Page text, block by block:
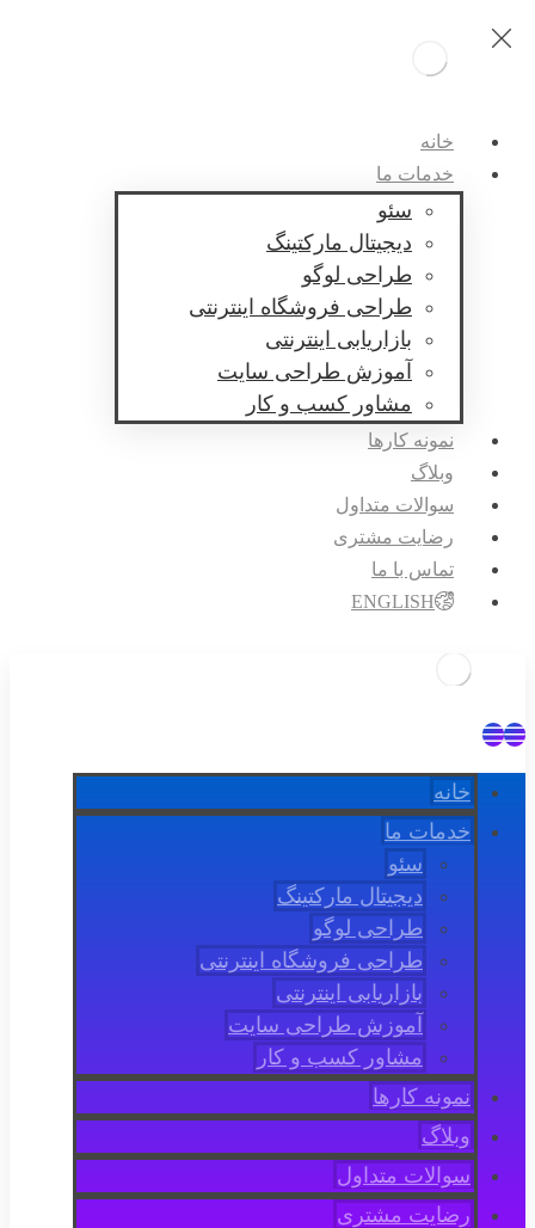
خانه
خدمات ما
سئو
دیجیتال مارکتینگ
طراحی لوگو
طراحی فروشگاه اینترنتی
بازاریابی اینترنتی
آموزش طراحی سایت
مشاور کسب و کار
نمونه کارها
وبلاگ
سوالات متداول
رضایت مشتری
تماس با ما
ENGLISH
خانه
خدمات ما
سئو
دیجیتال مارکتینگ
طراحی لوگو
طراحی فروشگاه اینترنتی
بازاریابی اینترنتی
آموزش طراحی سایت
مشاور کسب و کار
نمونه کارها
وبلاگ
سوالات متداول
رضایت مشتری